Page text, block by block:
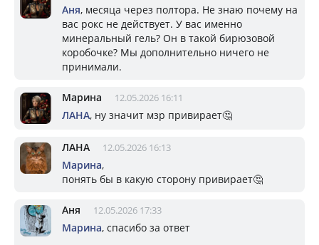
Аня, месяца через полтора. Не знаю почему на
вас рокс не действует. У вас именно
минеральный гель? Он в такой бирюзовой
коробочке? Мы дополнительно ничего не
принимали.
Марина 12.05.2026 16:11
ЛАНА, ну значит мзр привирает🤔
ЛАНА 12.05.2026 16:13
Марина,
понять бы в какую сторону привирает🤔
Аня 12.05.2026 17:33
Марина, спасибо за ответ